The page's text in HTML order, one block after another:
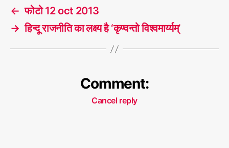
← फोटो 12 oct 2013
→ हिन्दू राजनीति का लक्ष्य है ‘कृण्वन्तो विश्वमार्य्यम्’
Comment:
Cancel reply